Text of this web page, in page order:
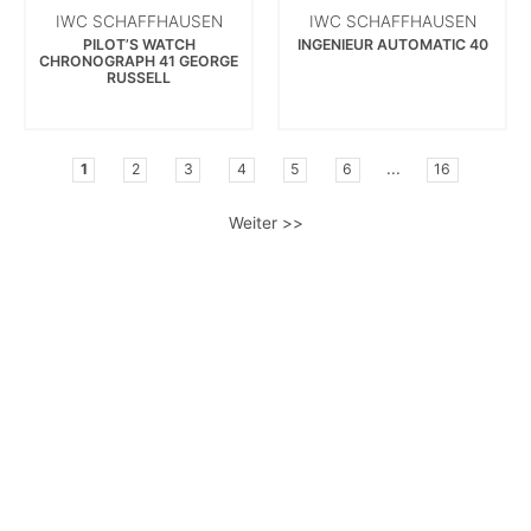
IWC SCHAFFHAUSEN
PILOT’S WATCH
CHRONOGRAPH 41 GEORGE
RUSSELL
IWC SCHAFFHAUSEN
INGENIEUR AUTOMATIC 40
1 2 3 4 5 6 ... 16
Weiter >>